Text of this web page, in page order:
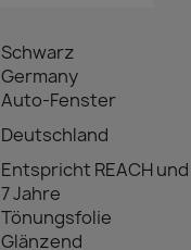
Schwarz
Germany
Auto-Fenster
Deutschland
Entspricht REACH und
7 Jahre
Tönungsfolie
Glänzend